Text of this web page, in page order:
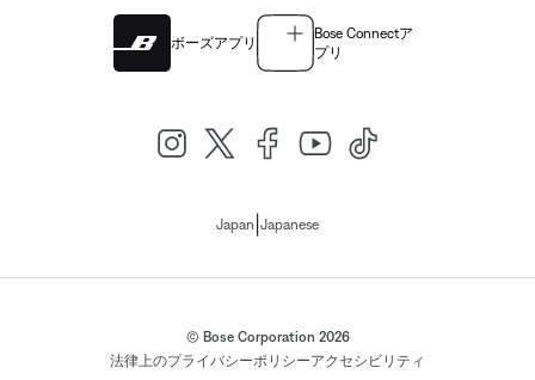
ボーズアプリ
Bose Connectア
プリ
Japan Japanese
© Bose Corporation 2026
法律上のプライバシーポリシーアクセシビリティ